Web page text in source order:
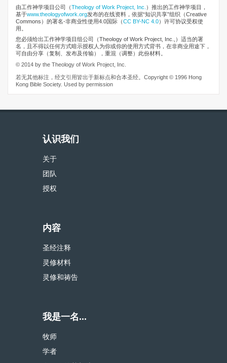
由工作神学项目公司
（Theology of Work Project, Inc. ）推出的工作神学项目，
基于www.theologyofwork.org发布的在线资料，依据“知识共享”组织（Creative
Commons）的署名-非商业性使用4.0国际（CC BY-NC 4.0）许可协议受权使
用。
您必须给出工作神学项目组公司（Theology of Work Project, Inc.,）适当的署
名，且不得以任何方式暗示授权人为你或你的使用方式背书，在非商业用途下，
可自由分享（复制、发布及传输），重混（调整）此份材料。
© 2014 by the Theology of Work Project, Inc.
若无其他标注，经文引用皆出于新标点和合本圣经。Copyright © 1996 Hong
Kong Bible Society. Used by permission
认识我们
关于
团队
授权
内容
圣经注释
灵修材料
灵修和祷告
我是一名...
牧师
学者